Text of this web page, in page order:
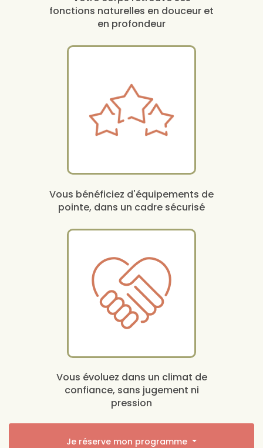
fonctions naturelles en douceur et
en profondeur
Vous bénéficiez d'équipements de
pointe, dans un cadre sécurisé
Vous évoluez dans un climat de
confiance, sans jugement ni
pression
Je réserve mon programme